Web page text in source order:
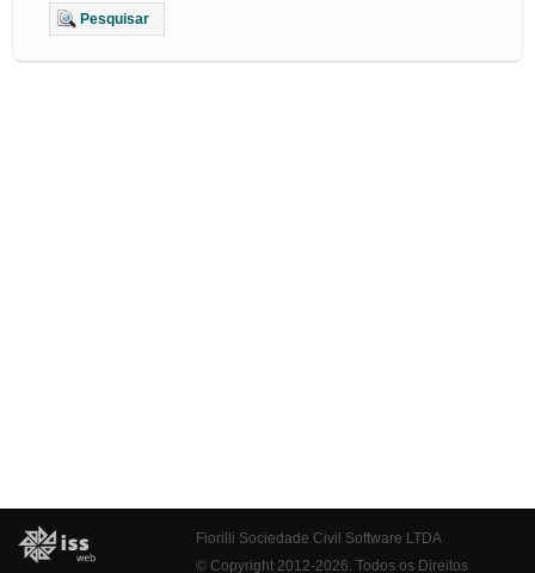
Pesquisar
Fiorilli Sociedade Civil Software LTDA
© Copyright 2012-2026. Todos os Direitos